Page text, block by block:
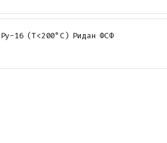
16 (Т<200°С) Ридан ФСФ